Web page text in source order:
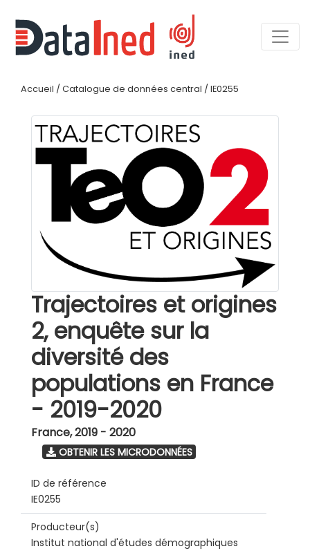
Accueil / Catalogue de données central / IE0255
Trajectoires et origines
2, enquête sur la
diversité des
populations en France
- 2019-2020
France,2019 - 2020
OBTENIR LES MICRODONNÉES
ID de référence
IE0255
Producteur(s)
Institut national d'études démographiques